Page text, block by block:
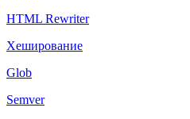
HTML Rewriter
Хеширование
Glob
Semver